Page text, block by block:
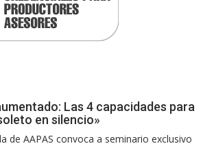
Las 4 capacidades para
en silencio»
de AAPAS convoca a seminario exclusivo